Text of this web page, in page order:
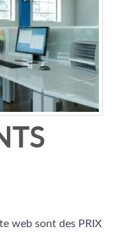
web sont des PRIX